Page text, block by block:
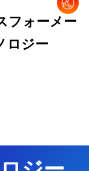
フォーメー
ロジー